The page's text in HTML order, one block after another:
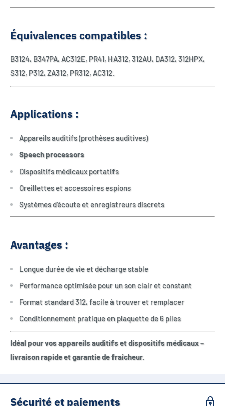
Équivalences compatibles :
B3124, B347PA, AC312E, PR41, HA312, 312AU, DA312, 312HPX,
S312, P312, ZA312, PR312, AC312.
Applications :
Appareils auditifs (prothèses auditives)
Speech processors
Dispositifs médicaux portatifs
Oreillettes et accessoires espions
Systèmes d’écoute et enregistreurs discrets
Avantages :
Longue durée de vie et décharge stable
Performance optimisée pour un son clair et constant
Format standard 312, facile à trouver et remplacer
Conditionnement pratique en plaquette de 6 piles
Idéal pour vos appareils auditifs et dispositifs médicaux –
livraison rapide et garantie de fraîcheur.
Sécurité et paiements